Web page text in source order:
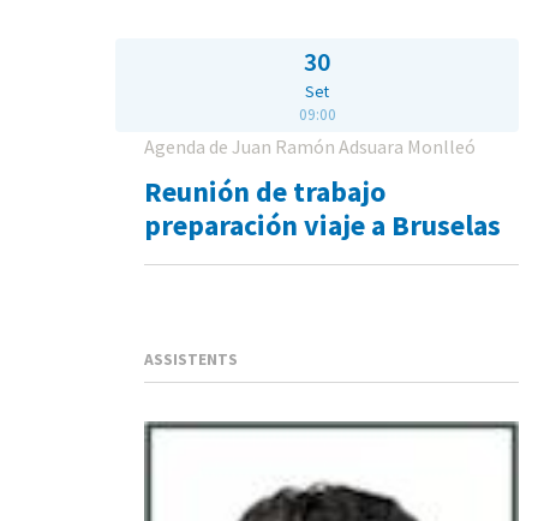
30
Set
09:00
Agenda de Juan Ramón Adsuara Monlleó
Reunión de trabajo
preparación viaje a Bruselas
ASSISTENTS